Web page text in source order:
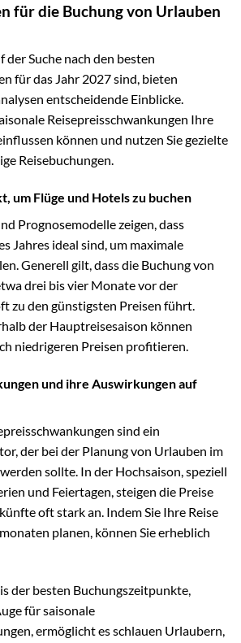
für die Buchung von Urlauben
der Suche nach den besten
für das Jahr 2027 sind, bieten
entscheidende Einblicke.
Reisepreisschwankungen Ihre
können und nutzen Sie gezielte
Reisebuchungen.
um Flüge und Hotels zu buchen
Prognosemodelle zeigen, dass
Jahres ideal sind, um maximale
Generell gilt, dass die Buchung von
drei bis vier Monate vor der
zu den günstigsten Preisen führt.
der Hauptreisesaison können
niedrigeren Preisen profitieren.
und ihre Auswirkungen auf
sind ein
der bei der Planung von Urlauben im
sollte. In der Hochsaison, speziell
und Feiertagen, steigen die Preise
oft stark an. Indem Sie Ihre Reise
planen, können Sie erheblich
der besten Buchungszeitpunkte,
für saisonale
ermöglicht es schlauen Urlaubern,